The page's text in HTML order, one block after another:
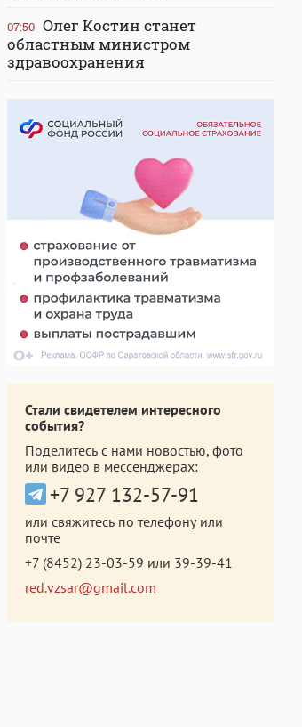
07:50 Олег Костин станет
областным министром
здравоохранения
Стали свидетелем интересного
события?
Поделитесь с нами новостью, фото
или видео в мессенджерах:
+7 927 132-57-91
или свяжитесь по телефону или
почте
+7 (8452) 23-03-59 или 39-39-41
red.vzsar@gmail.com